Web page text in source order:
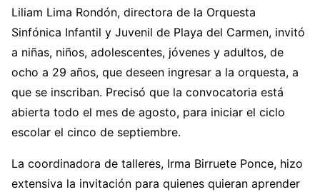
Liliam Lima Rondón, directora de la Orquesta
Sinfónica Infantil y Juvenil de Playa del Carmen, invitó
a niñas, niños, adolescentes, jóvenes y adultos, de
ocho a 29 años, que deseen ingresar a la orquesta, a
que se inscriban. Precisó que la convocatoria está
abierta todo el mes de agosto, para iniciar el ciclo
escolar el cinco de septiembre.
La coordinadora de talleres, Irma Birruete Ponce, hizo
extensiva la invitación para quienes quieran aprender